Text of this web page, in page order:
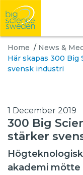
Home / News &
Här skapas 300
svensk industri
1 December 2019
300 Big
stärker
akademi mötte